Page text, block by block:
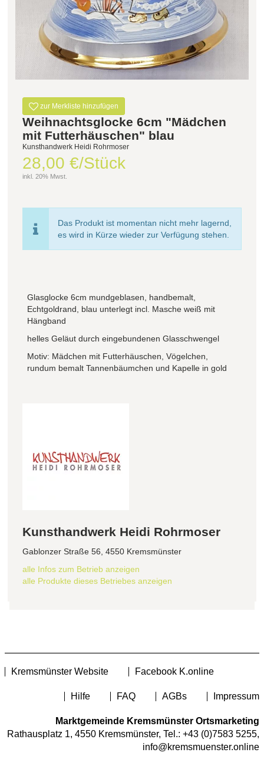
zur Merkliste hinzufügen
Weihnachtsglocke 6cm "Mädchen
mit Futterhäuschen" blau
Kunsthandwerk Heidi Rohrmoser
28,00 €/Stück
inkl. 20% Mwst.
Das Produkt ist momentan nicht mehr lagernd,
es wird in Kürze wieder zur Verfügung stehen.
Glasglocke 6cm mundgeblasen, handbemalt,
Echtgoldrand, blau unterlegt incl. Masche weiß mit
Hängband
helles Geläut durch eingebundenen Glasschwengel
Motiv: Mädchen mit Futterhäuschen, Vögelchen,
rundum bemalt Tannenbäumchen und Kapelle in gold
Kunsthandwerk Heidi Rohrmoser
Gablonzer Straße 56, 4550 Kremsmünster
alle Infos zum Betrieb anzeigen
alle Produkte dieses Betriebes anzeigen
Kremsmünster Website Facebook K.online
Hilfe FAQ AGBs Impressum
Marktgemeinde Kremsmünster Ortsmarketing
Rathausplatz 1, 4550 Kremsmünster, Tel.: +43 (0)7583 5255,
info@kremsmuenster.online